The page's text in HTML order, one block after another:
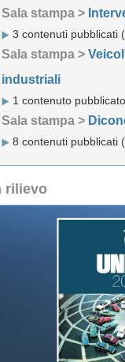
Sala stampa >
3 contenuti pubblicati (
Sala stampa >
industriali
1 contenuto
Sala stampa >
8 contenuti pubblicati (
rilievo